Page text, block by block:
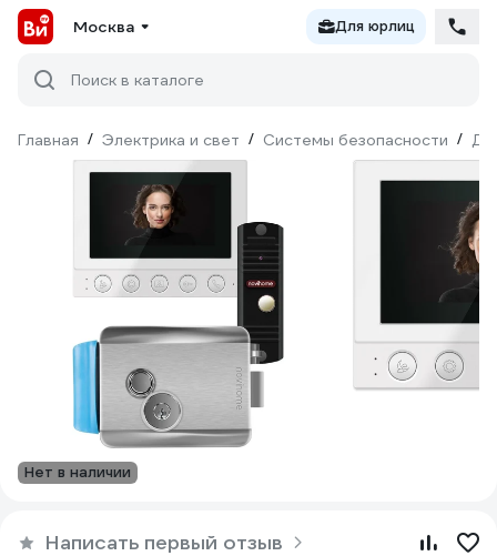
Москва Для юрлиц
Поиск в каталоге
Главная / Электрика и свет / Системы безопасности /
Нет в наличии
Написать первый отзыв